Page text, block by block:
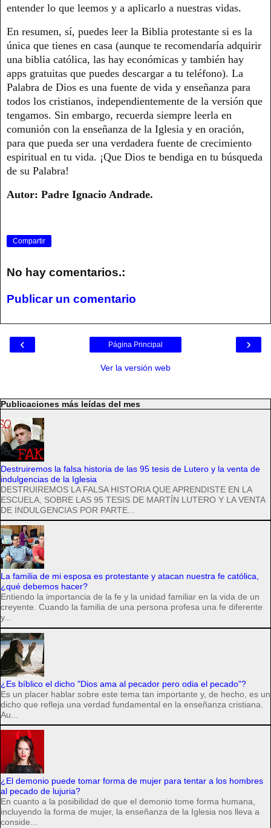
entender lo que leemos y a aplicarlo a nuestras vidas.
En resumen, sí, puedes leer la Biblia protestante si es la
única que tienes en casa (aunque te recomendaría adquirir
una biblia católica, las hay económicas y también hay
apps gratuitas que puedes descargar a tu teléfono). La
Palabra de Dios es una fuente de vida y enseñanza para
todos los cristianos, independientemente de la versión que
tengamos. Sin embargo, recuerda siempre leerla en
comunión con la enseñanza de la Iglesia y en oración,
para que pueda ser una verdadera fuente de crecimiento
espiritual en tu vida. ¡Que Dios te bendiga en tu búsqueda
de su Palabra!
Autor: Padre Ignacio Andrade.
Compartir
No hay comentarios.:
Publicar un comentario
‹ ›
Página Principal
Ver la versión web
Publicaciones más leídas del mes
Destruiremos la falsa historia de las 95 tesis de Lutero y la venta de
indulgencias de la Iglesia
DESTRUIREMOS LA FALSA HISTORIA QUE APRENDISTE EN LA
ESCUELA, SOBRE LAS 95 TESIS DE MARTÍN LUTERO Y LA VENTA
DE INDULGENCIAS POR PARTE...
La familia de mi esposa es protestante y atacan nuestra fe católica,
¿qué debemos hacer?
Entiendo la importancia de la fe y la unidad familiar en la vida de un
creyente. Cuando la familia de una persona profesa una fe diferente
y...
¿Es bíblico el dicho "Dios ama al pecador pero odia el pecado"?
Es un placer hablar sobre este tema tan importante y, de hecho, es un
dicho que refleja una verdad fundamental en la enseñanza cristiana.
Au...
¿El demonio puede tomar forma de mujer para tentar a los hombres
al pecado de lujuria?
En cuanto a la posibilidad de que el demonio tome forma humana,
incluyendo la forma de mujer, la enseñanza de la Iglesia nos lleva a
conside...